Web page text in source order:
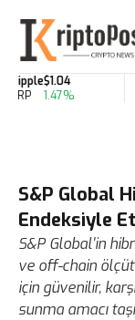
Ripple
XRP
$1.04
1.47%
S&P Global
Endeksiyle
S&P Global'in
ve off-chain
için güvenilir,
sunma amacı